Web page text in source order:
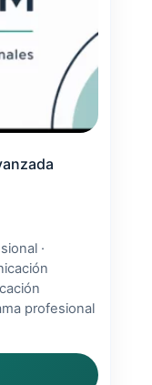
·
profesional